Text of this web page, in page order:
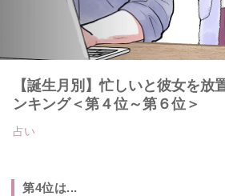
【誕生月別】忙しいと彼女を放
ンキング＜第４位～第６位＞
占い
第4位は...